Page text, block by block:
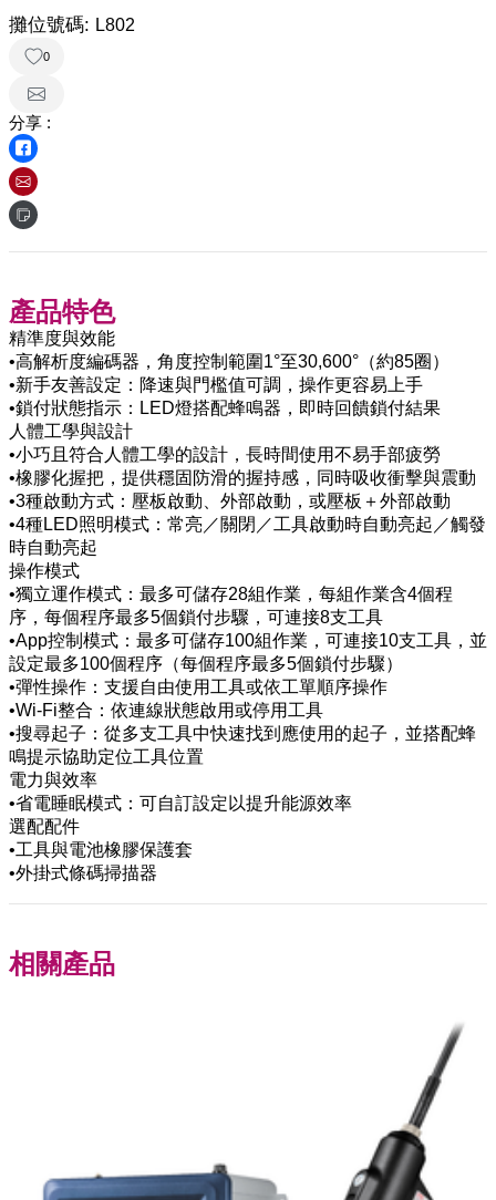
攤位號碼: L802
0
分享 :
產品特色
精準度與效能
•高解析度編碼器，角度控制範圍1°至30,600°（約85圈）
•新手友善設定：降速與門檻值可調，操作更容易上手
•鎖付狀態指示：LED燈搭配蜂鳴器，即時回饋鎖付結果
人體工學與設計
•小巧且符合人體工學的設計，長時間使用不易手部疲勞
•橡膠化握把，提供穩固防滑的握持感，同時吸收衝擊與震動
•3種啟動方式：壓板啟動、外部啟動，或壓板＋外部啟動
•4種LED照明模式：常亮／關閉／工具啟動時自動亮起／觸發
時自動亮起
操作模式
•獨立運作模式：最多可儲存28組作業，每組作業含4個程
序，每個程序最多5個鎖付步驟，可連接8支工具
•App控制模式：最多可儲存100組作業，可連接10支工具，並
設定最多100個程序（每個程序最多5個鎖付步驟）
•彈性操作：支援自由使用工具或依工單順序操作
•Wi-Fi整合：依連線狀態啟用或停用工具
•搜尋起子：從多支工具中快速找到應使用的起子，並搭配蜂
鳴提示協助定位工具位置
電力與效率
•省電睡眠模式：可自訂設定以提升能源效率
選配配件
•工具與電池橡膠保護套
•外掛式條碼掃描器
相關產品